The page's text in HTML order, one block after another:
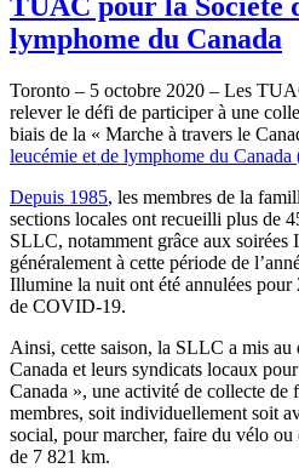
lymphome du Canada
Toronto – 5 octobre 2020 – Les
relever le défi de participer à une
biais de la « Marche à travers le
leucémie et de lymphome du
Depuis 1985, les membres de la
sections locales ont recueilli plus de
SLLC, notamment grâce aux
généralement à cette période de
Illumine la nuit ont été annulées pour
de COVID‑19.
Ainsi, cette saison, la SLLC a mis
Canada et leurs syndicats locaux
Canada », une activité de collecte de
membres, soit individuellement soit
social, pour marcher, faire du vélo
de 7 821 km.